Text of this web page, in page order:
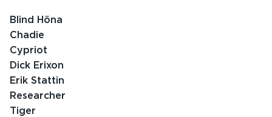
Blind Höna
Chadie
Cypriot
Dick Erixon
Erik Stattin
Researcher
Tiger